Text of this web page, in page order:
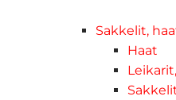
Sakkelit,
Haat